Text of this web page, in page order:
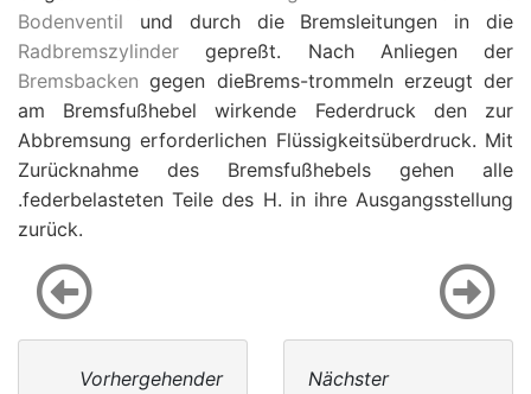
Bodenventil und durch die Bremsleitungen in die
Radbremszylinder gepreßt. Nach Anliegen der
Bremsbacken gegen dieBrems-trommeln erzeugt der
am Bremsfußhebel wirkende Federdruck den zur
Abbremsung erforderlichen Flüssigkeitsüberdruck. Mit
Zurücknahme des Bremsfußhebels gehen alle
.federbelasteten Teile des H. in ihre Ausgangsstellung
zurück.
Vorhergehender
Nächster